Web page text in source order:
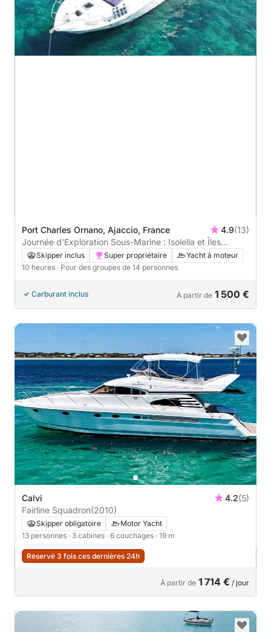
Port Charles Ornano, Ajaccio, France 4.9(13)
Journée d'Exploration Sous-Marine : Isolella et Îles
Sanguinaires
Skipper inclus Super propriétaire
Yacht à moteur
10 heures · Pour des groupes de 14 personnes
Carburant inclus À partir de 1 500 €
Calvi 4.2(5)
Fairline Squadron(2010)
Skipper obligatoire
Motor Yacht
13 personnes · 3 cabines · 6 couchages · 19 m
Réservé 3 fois ces dernières 24h
À partir de 1 714 € / jour